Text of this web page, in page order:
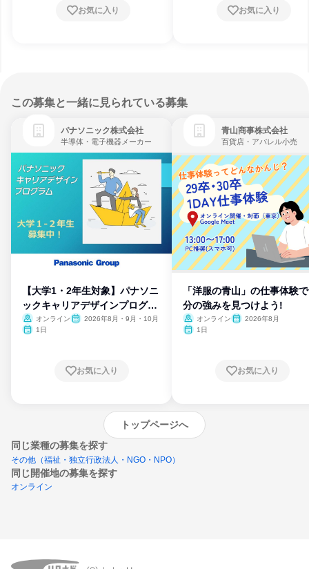
お気に入り お気に入り
この募集と一緒に見られている募集
パナソニック株式会社
半導体・電子機器メーカー
【大学1・2年生対象】パナソニ
ックキャリアデザインプログラ
ム
オンライン
2026年8月・9月・10月
1日
お気に入り
青山商事株式会社
百貨店・アパレル小売
「洋服の青山」の仕事体験
分の強みを見つけよう!
オンライン
2026年8月
1日
お気に入り
トップページへ
同じ業種の募集を探す
その他（福祉・独立行政法人・NGO・NPO）
同じ開催地の募集を探す
オンライン